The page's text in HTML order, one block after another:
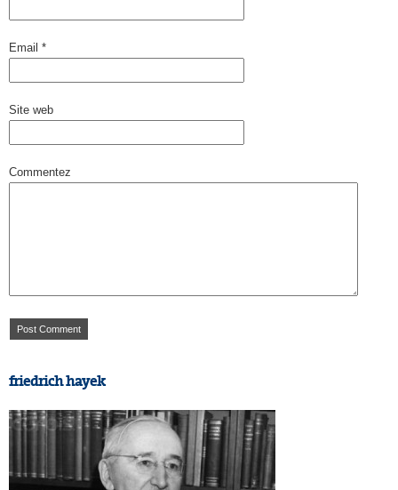
Email *
Site web
Commentez
friedrich hayek